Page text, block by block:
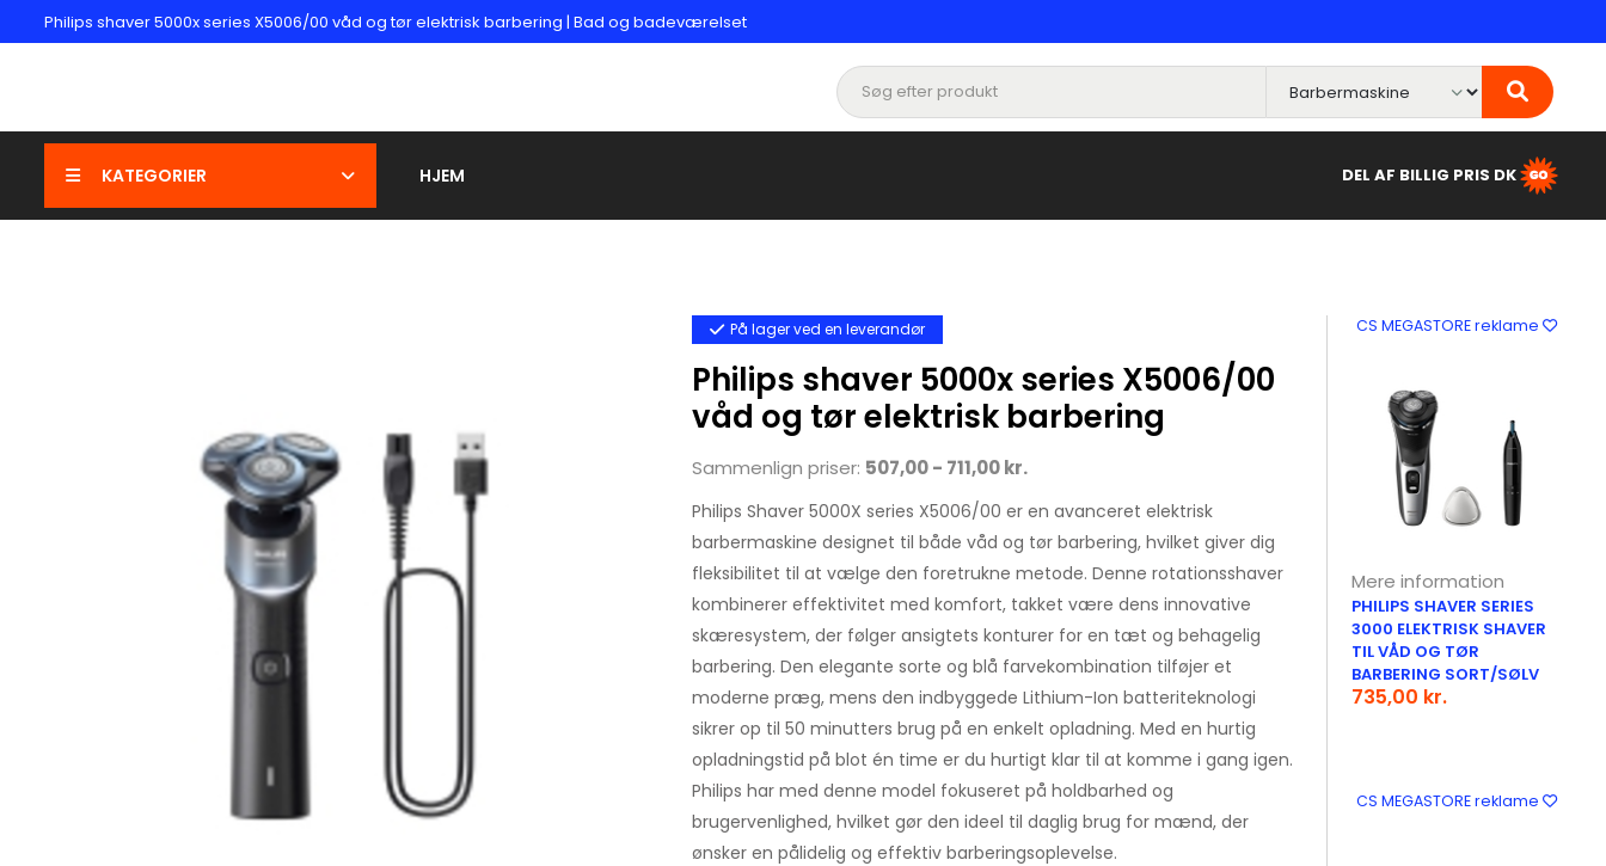
Philips shaver 5000x series X5006/00 våd og tør elektrisk barbering | Bad og badeværelset
KATEGORIER HJEM DEL AF BILLIG PRIS DK
På lager ved en leverandør
Philips shaver 5000x series X5006/00
våd og tør elektrisk barbering
Sammenlign priser: 507,00 - 711,00 kr.
Philips Shaver 5000X series X5006/00 er en avanceret elektrisk
barbermaskine designet til både våd og tør barbering, hvilket giver dig
fleksibilitet til at vælge den foretrukne metode. Denne rotationsshaver
kombinerer effektivitet med komfort, takket være dens innovative
skæresystem, der følger ansigtets konturer for en tæt og behagelig
barbering. Den elegante sorte og blå farvekombination tilføjer et
moderne præg, mens den indbyggede Lithium-Ion batteriteknologi
sikrer op til 50 minutters brug på en enkelt opladning. Med en hurtig
opladningstid på blot én time er du hurtigt klar til at komme i gang igen.
Philips har med denne model fokuseret på holdbarhed og
brugervenlighed, hvilket gør den ideel til daglig brug for mænd, der
ønsker en pålidelig og effektiv barberingsoplevelse.
CS MEGASTORE reklame
Mere information
PHILIPS SHAVER SERIES
3000 ELEKTRISK SHAVER
TIL VÅD OG TØR
BARBERING SORT/SØLV
735,00 kr.
CS MEGASTORE reklame